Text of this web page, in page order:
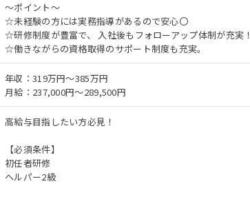
～ポイント～
☆未経験の方には実務指導があるので安心〇
☆研修制度が豊富で、 入社後もフォローアップ体制が充実！
☆働きながらの資格取得のサポート制度も充実。
年収：319万円～385万円
月給：237,000円～289,500円
高給与目指したい方必見！
【必須条件】
初任者研修
ヘルパー2級